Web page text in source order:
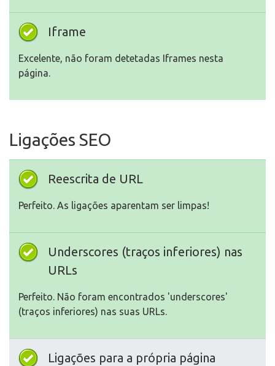
Iframe
Excelente, não foram detetadas Iframes nesta
página.
Ligações SEO
Reescrita de URL
Perfeito. As ligações aparentam ser limpas!
Underscores (traços inferiores) nas
URLs
Perfeito. Não foram encontrados 'underscores'
(traços inferiores) nas suas URLs.
Ligações para a própria página